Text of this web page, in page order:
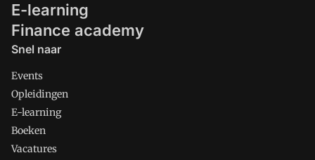
E-learning
Finance academy
Snel naar
Events
Opleidingen
E-learning
Boeken
Vacatures